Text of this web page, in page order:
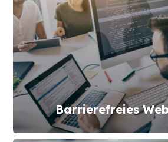
Barrierefreies